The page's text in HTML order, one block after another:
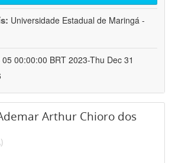
Universidade Estadual de Maringá -
00:00:00 BRT 2023-Thu Dec 31
Arthur Chioro dos